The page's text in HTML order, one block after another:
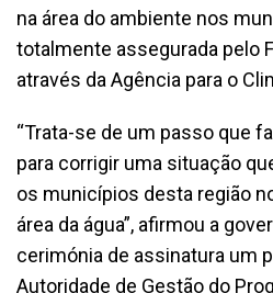
na área do ambiente nos
totalmente assegurada pelo
através da Agência para o
“Trata-se de um passo que
para corrigir uma situação
os municípios desta região
área da água”, afirmou a
cerimónia de assinatura um
Autoridade de Gestão do